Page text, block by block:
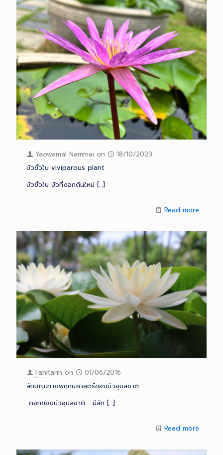
Yaowamal Nammai on
18/10/2023
บัวขั้วใบ viviparous plant
บัวขั้วใบ บัวที่งอกต้นใหม่ […]
Read more
FahKarin on
01/06/2016
ลักษณะทางพฤกษศาสตร์ของบัวอุบลชาติ :
ดอกของบัวอุบลชาติ มีลัก […]
Read more